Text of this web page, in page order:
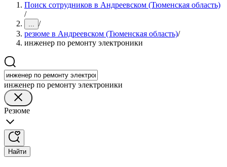
Поиск сотрудников в Андреевском (Тюменская область)
/
... /
резюме в Андреевском (Тюменская область)/
инженер по ремонту электроники
инженер по ремонту электроники
Резюме
Найти